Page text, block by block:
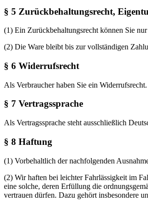
§ 5 Zurückbehaltungsrecht,
(1) Ein Zurückbehaltungsrecht können Sie
(2) Die Ware bleibt bis zur vollständigen
§ 6 Widerrufsrecht
Als Verbraucher haben Sie ein
§ 7 Vertragssprache
Als Vertragssprache steht ausschließlich
§ 8 Haftung
(1) Vorbehaltlich der nachfolgenden
(2) Wir haften bei leichter Fahrlässigkeit im
eine solche, deren Erfüllung die
vertrauen dürfen. Dazu gehört insbesondere